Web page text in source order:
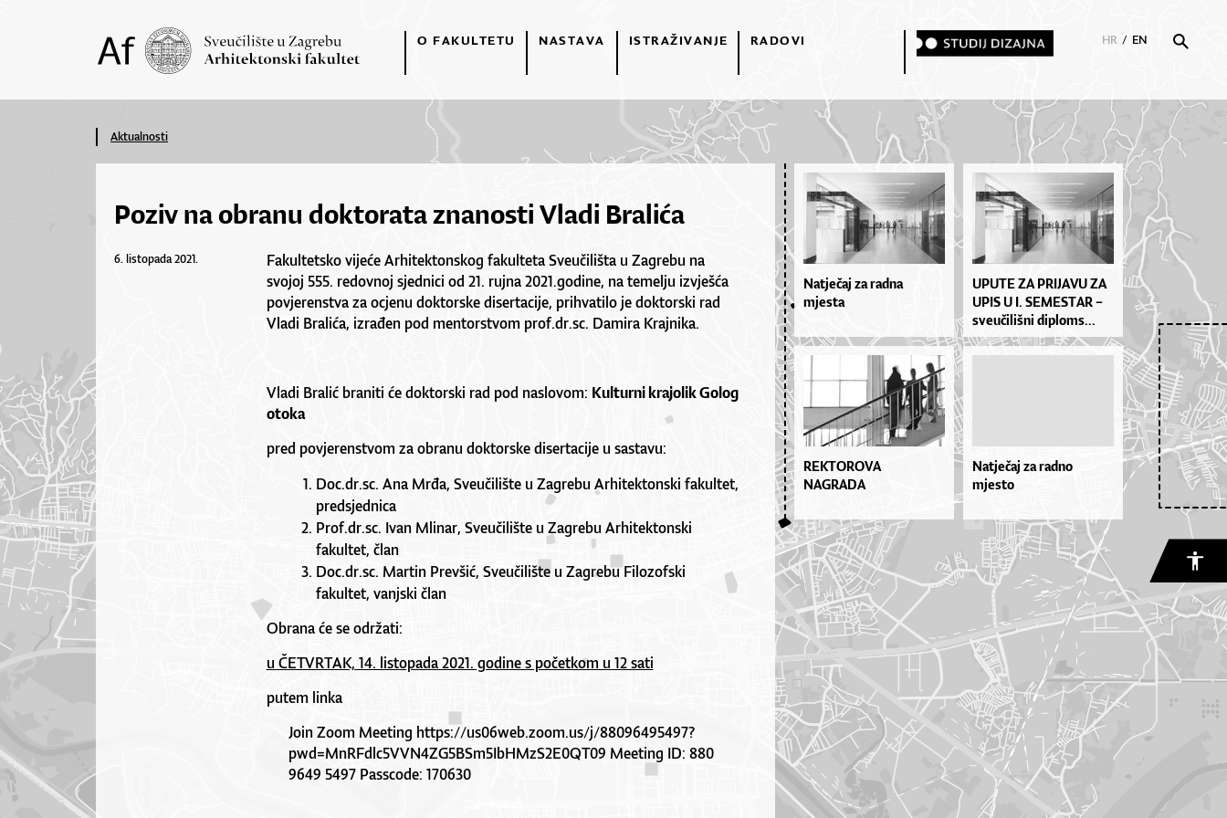
O FAKULTETU NASTAVA ISTRAŽIVANJE RADOVI HR / EN
Aktualnosti
Poziv na obranu doktorata znanosti Vladi Bralića
6. listopada 2021.
Fakultetsko vijeće Arhitektonskog fakulteta Sveučilišta u Zagrebu na
svojoj 555. redovnoj sjednici od 21. rujna 2021.godine, na temelju izvješća
povjerenstva za ocjenu doktorske disertacije, prihvatilo je doktorski rad
Vladi Bralića, izrađen pod mentorstvom prof.dr.sc. Damira Krajnika.
Vladi Bralić braniti će doktorski rad pod naslovom: Kulturni krajolik Golog
otoka
pred povjerenstvom za obranu doktorske disertacije u sastavu:
Doc.dr.sc. Ana Mrđa, Sveučilište u Zagrebu Arhitektonski fakultet,
predsjednica
Prof.dr.sc. Ivan Mlinar, Sveučilište u Zagrebu Arhitektonski
fakultet, član
Doc.dr.sc. Martin Prevšić, Sveučilište u Zagrebu Filozofski
fakultet, vanjski član
Obrana će se održati:
u ČETVRTAK, 14. listopada 2021. godine s početkom u 12 sati
putem linka
Join Zoom Meeting https://us06web.zoom.us/j/88096495497?
pwd=MnRFdlc5VVN4ZG5BSm5IbHMzS2E0QT09 Meeting ID: 880
9649 5497 Passcode: 170630
Natječaj za radna
mjesta
UPU­TE ZA PRI­JA­VU ZA
UPIS U I. SE­MES­TAR –
sve­u­či­liš­ni di­plo­ms...
REKTOROVA
NAGRADA
Natječaj za radno
mjesto